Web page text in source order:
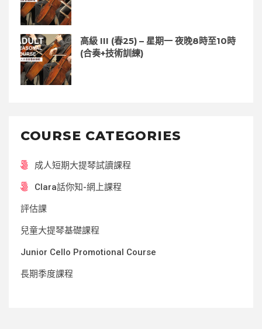
高級 III (春25) – 星期一 夜晚8時至10時
(合奏+技術訓練)
COURSE CATEGORIES
成人短期大提琴試讀課程
Clara話你知-網上課程
評估課
兒童大提琴基礎課程
Junior Cello Promotional Course
長期季度課程